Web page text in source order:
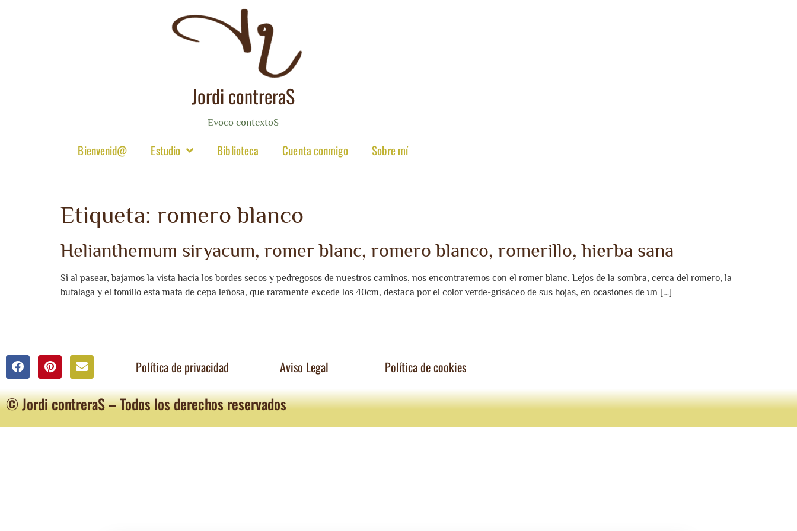
Jordi contreraS
Evoco contextoS
Bienvenid@ Estudio Biblioteca Cuenta conmigo Sobre mí
Etiqueta: romero blanco
Helianthemum siryacum, romer blanc, romero blanco, romerillo, hierba sana
Si al pasear, bajamos la vista hacia los bordes secos y pedregosos de nuestros caminos, nos encontraremos con el romer blanc. Lejos de la sombra, cerca del romero, la
bufalaga y el tomillo esta mata de cepa leñosa, que raramente excede los 40cm, destaca por el color verde-grisáceo de sus hojas, en ocasiones de un […]
Política de privacidad Aviso Legal Política de cookies
© Jordi contreraS – Todos los derechos reservados